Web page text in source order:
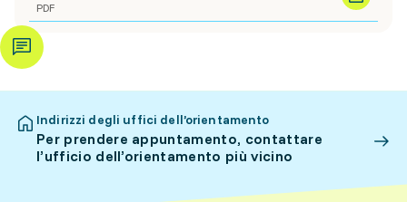
PDF
Indirizzi degli uffici dell’orientamento
Per prendere appuntamento, contattare
l’ufficio dell’orientamento più vicino